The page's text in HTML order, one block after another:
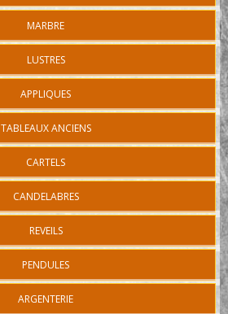
MARBRE
LUSTRES
APPLIQUES
TABLEAUX ANCIENS
CARTELS
CANDELABRES
REVEILS
PENDULES
ARGENTERIE